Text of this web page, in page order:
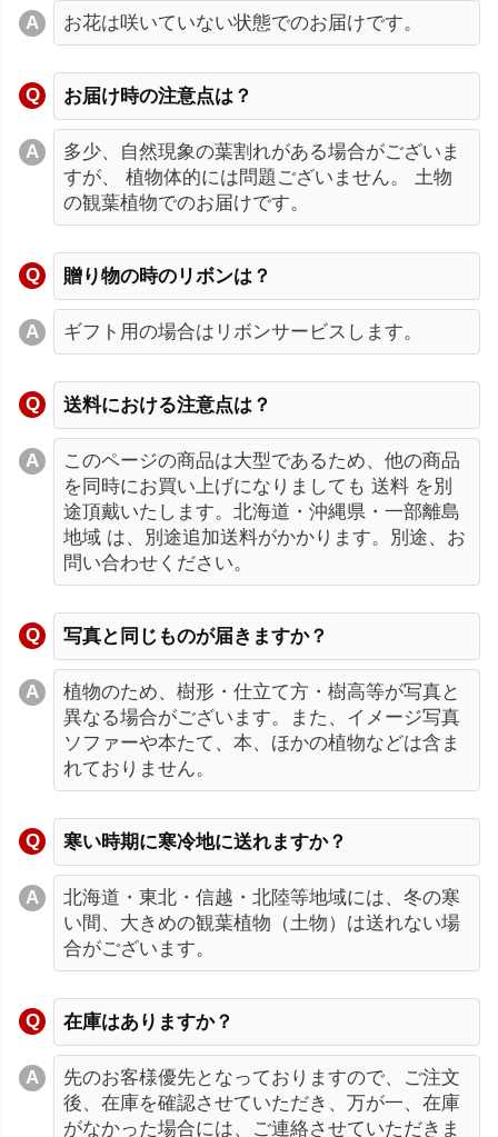
お花は咲いていない状態でのお届けです。
お届け時の注意点は？
多少、自然現象の葉割れがある場合がございま
すが、 植物体的には問題ございません。 土物
の観葉植物でのお届けです。
贈り物の時のリボンは？
ギフト用の場合はリボンサービスします。
送料における注意点は？
このページの商品は大型であるため、他の商品
を同時にお買い上げになりましても 送料 を別
途頂戴いたします。北海道・沖縄県・一部離島
地域 は、別途追加送料がかかります。別途、お
問い合わせください。
写真と同じものが届きますか？
植物のため、樹形・仕立て方・樹高等が写真と
異なる場合がございます。また、イメージ写真
ソファーや本たて、本、ほかの植物などは含ま
れておりません。
寒い時期に寒冷地に送れますか？
北海道・東北・信越・北陸等地域には、冬の寒
い間、大きめの観葉植物（土物）は送れない場
合がございます。
在庫はありますか？
先のお客様優先となっておりますので、ご注文
後、在庫を確認させていただき、万が一、在庫
がなかった場合には、ご連絡させていただきま